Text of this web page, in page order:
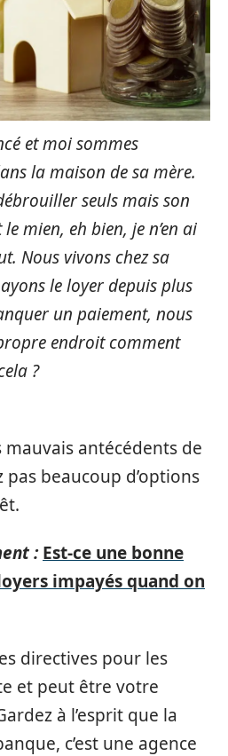
et moi sommes
la maison de sa mère.
seuls mais son
mien, eh bien, je n’en ai
Nous vivons chez sa
le loyer depuis plus
un paiement, nous
endroit comment
?
mauvais antécédents de
pas beaucoup d’options
: Est-ce une bonne
impayés quand on
directives pour les
et peut être votre
à l’esprit que la
c’est une agence